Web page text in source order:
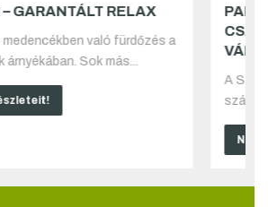
PARK INN BY RADISSON SÁRVÁR –
CSALÁDOSOKNAK AZ EGYIK
A Sárvári Gyógy- és Wellnessfürdővel
szálloda nem véletlenül a családosok